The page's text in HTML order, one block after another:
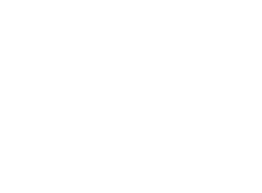
trendord. Det är inte alltid lätt att hålla koll
bli av med själva.
fall dina inställningar.
två filer.
dina filer och senare bläddra och söka efter
läget som styr.